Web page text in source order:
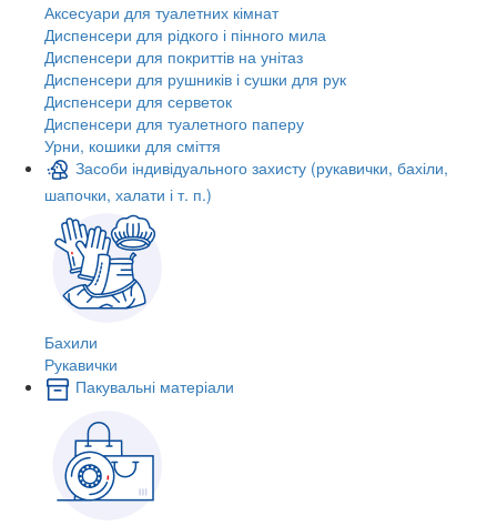
Аксесуари для туалетних кімнат
Диспенсери для рідкого і пінного мила
Диспенсери для покриттів на унітаз
Диспенсери для рушників і сушки для рук
Диспенсери для серветок
Диспенсери для туалетного паперу
Урни, кошики для сміття
Засоби індивідуального захисту (рукавички, бахіли,
шапочки, халати і т. п.)
Бахили
Рукавички
Пакувальні матеріали